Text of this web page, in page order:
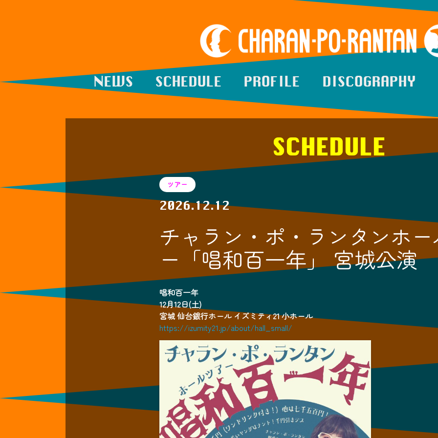
NEWS SCHEDULE PROFILE DISCOGRAPHY
SCHEDULE
ツアー
2026.12.12
チャラン・ポ・ランタンホ
ー「唱和百一年」 宮城公演
唱和百一年
12月12日(土)
宮城 仙台銀行ホール イズミティ21 小ホール
https://izumity21.jp/about/hall_small/